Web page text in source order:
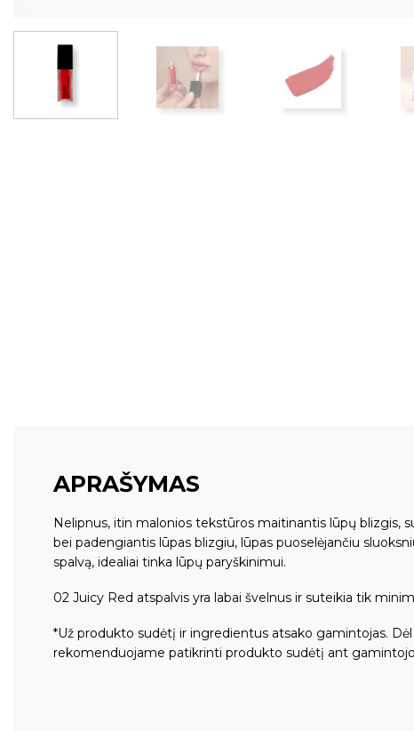
APRAŠYMAS
Nelipnus, itin malonios tekstūros maitinantis lūpų blizgis,
bei padengiantis lūpas blizgiu, lūpas puoselėjančiu
spalvą, idealiai tinka lūpų paryškinimui.
02 Juicy Red atspalvis yra labai švelnus ir suteikia tik
*Už produkto sudėtį ir ingredientus atsako gamintojas.
rekomenduojame patikrinti produkto sudėtį ant